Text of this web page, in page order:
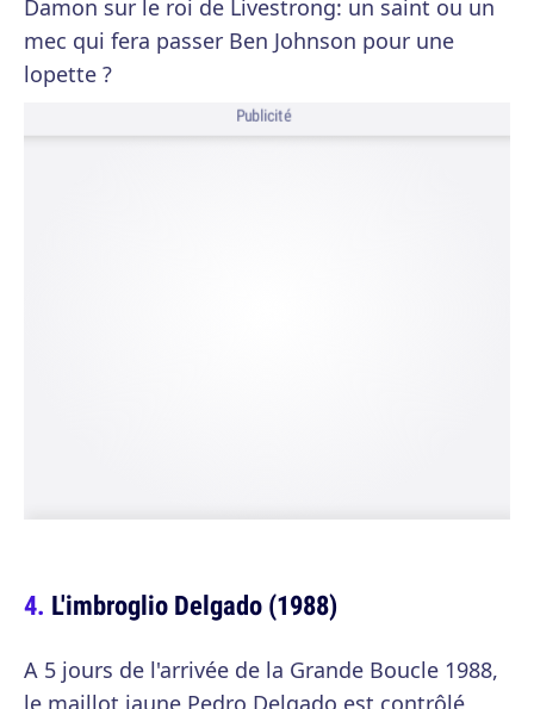
Damon sur le roi de Livestrong: un saint ou un
mec qui fera passer Ben Johnson pour une
lopette ?
Publicité
L'imbroglio Delgado (1988)
A 5 jours de l'arrivée de la Grande Boucle 1988,
le maillot jaune Pedro Delgado est contrôlé